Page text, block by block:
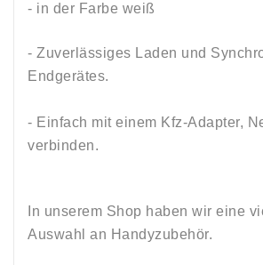
- in der Farbe weiß
- Zuverlässiges Laden und
Endgerätes.
- Einfach mit einem Kfz-Adapter,
verbinden.
In unserem Shop haben wir eine
Auswahl an Handyzubehör.